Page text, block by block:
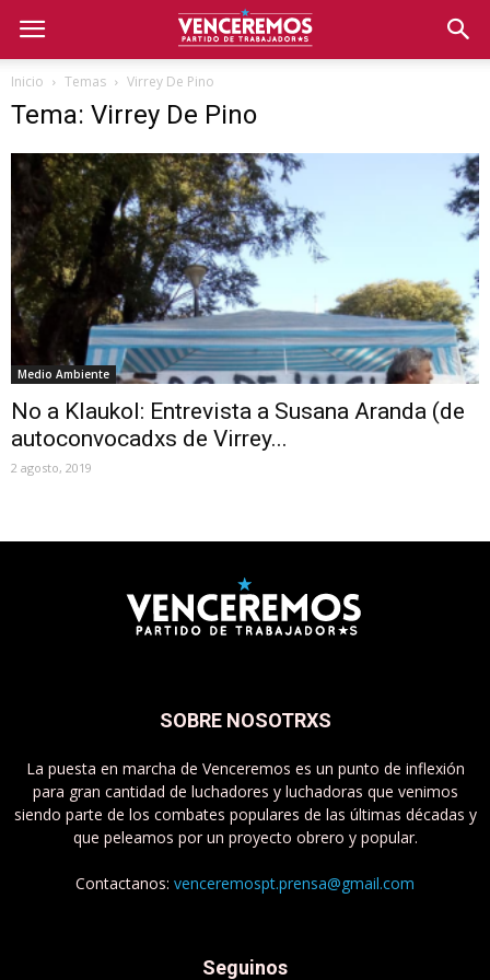
Inicio Temas Virrey De Pino
Tema: Virrey De Pino
Medio Ambiente
No a Klaukol: Entrevista a Susana Aranda (de
autoconvocadxs de Virrey...
2 agosto, 2019
SOBRE NOSOTRXS
La puesta en marcha de Venceremos es un punto de inflexión
para gran cantidad de luchadores y luchadoras que venimos
siendo parte de los combates populares de las últimas décadas y
que peleamos por un proyecto obrero y popular.
Contactanos: venceremospt.prensa@gmail.com
Seguinos